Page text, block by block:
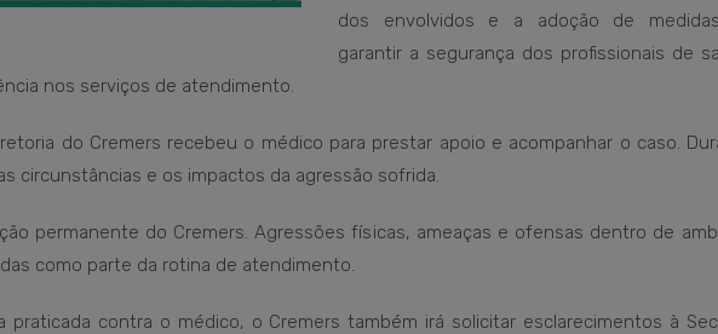
dos envolvidos e a adoção de
garantir a segurança dos profissionais de
nos serviços de atendimento.
do Cremers recebeu o médico para prestar apoio e acompanhar o caso.
circunstâncias e os impactos da agressão sofrida.
permanente do Cremers. Agressões físicas, ameaças e ofensas dentro de
como parte da rotina de atendimento.
praticada contra o médico, o Cremers também irá solicitar esclarecimentos à